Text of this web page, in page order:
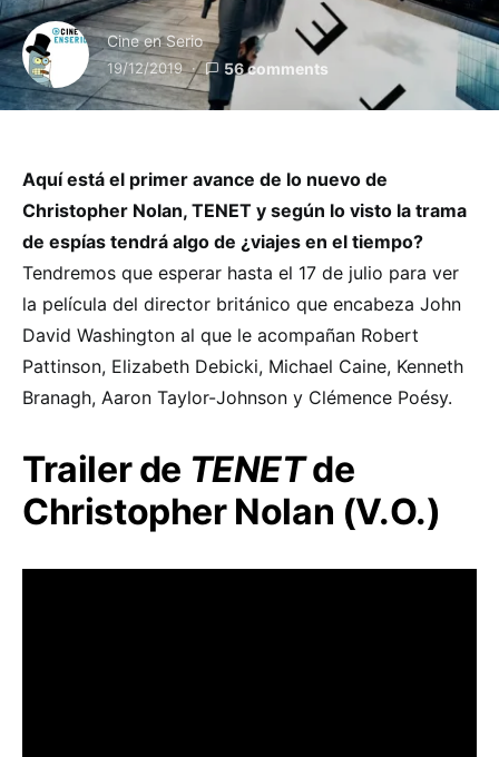
Cine en Serio
19/12/2019 56 comments
Aquí está el primer avance de lo nuevo de
Christopher Nolan, TENET y según lo visto la trama
de espías tendrá algo de ¿viajes en el tiempo?
Tendremos que esperar hasta el 17 de julio para ver
la película del director británico que encabeza John
David Washington al que le acompañan Robert
Pattinson, Elizabeth Debicki, Michael Caine, Kenneth
Branagh, Aaron Taylor-Johnson y Clémence Poésy.
Trailer de TENETde
Christopher Nolan (V.O.)